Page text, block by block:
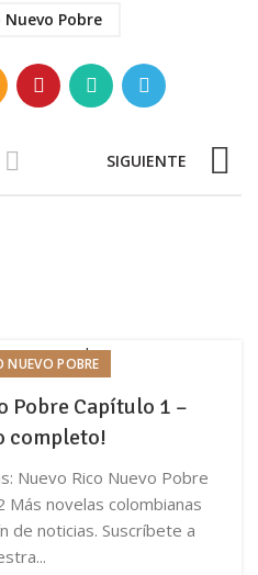
Nuevo Pobre
SIGUIENTE
NUEVO POBRE
Pobre Capítulo 1 –
completo!
Nuevo Rico Nuevo Pobre
Más novelas colombianas
de noticias. Suscríbete a